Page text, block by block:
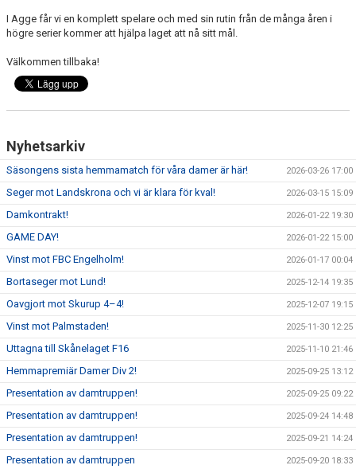
I Agge får vi en komplett spelare och med sin rutin från de många åren i
högre serier kommer att hjälpa laget att nå sitt mål.
Välkommen tillbaka!
Nyhetsarkiv
Säsongens sista hemmamatch för våra damer är här! 2026-03-26 17:00
Seger mot Landskrona och vi är klara för kval! 2026-03-15 15:09
Damkontrakt! 2026-01-22 19:30
GAME DAY! 2026-01-22 15:00
Vinst mot FBC Engelholm! 2026-01-17 00:04
Bortaseger mot Lund! 2025-12-14 19:35
Oavgjort mot Skurup 4–4! 2025-12-07 19:15
Vinst mot Palmstaden! 2025-11-30 12:25
Uttagna till Skånelaget F16 2025-11-10 21:46
Hemmapremiär Damer Div 2! 2025-09-25 13:12
Presentation av damtruppen! 2025-09-25 09:22
Presentation av damtruppen! 2025-09-24 14:48
Presentation av damtruppen! 2025-09-21 14:24
Presentation av damtruppen 2025-09-20 18:33